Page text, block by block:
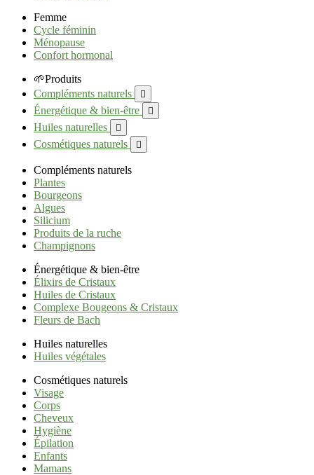
Femme
Cycle féminin
Ménopause
Confort hormonal
🌱Produits
Compléments naturels

Énergétique & bien-être 
Huiles naturelles 
Cosmétiques naturels 
Compléments naturels
Plantes
Bourgeons
Algues
Silicium
Produits de la ruche
Champignons
Énergétique & bien-être
Élixirs de Cristaux
Huiles de Cristaux
Complexe Bougeons & Cristaux
Fleurs de Bach
Huiles naturelles
Huiles végétales
Cosmétiques naturels
Visage
Corps
Cheveux
Hygiène
Épilation
Enfants
Mamans